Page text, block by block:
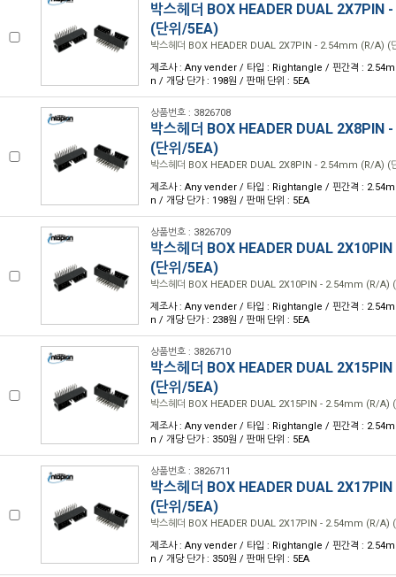
박스헤더 BOX HEADER DUAL 2X7PIN
(단위/5EA)
박스헤더 BOX HEADER DUAL 2X7PIN - 2.54mm (R/A) (
제조사 : Any vender / 타입 : Rightangle / 핀간격 :
n / 개당 단가 : 198원 / 판매 단위 : 5EA
상품번호 : 3826708
박스헤더 BOX HEADER DUAL 2X8PIN
(단위/5EA)
박스헤더 BOX HEADER DUAL 2X8PIN - 2.54mm (R/A) (
제조사 : Any vender / 타입 : Rightangle / 핀간격 :
n / 개당 단가 : 198원 / 판매 단위 : 5EA
상품번호 : 3826709
박스헤더 BOX HEADER DUAL
(단위/5EA)
박스헤더 BOX HEADER DUAL 2X10PIN - 2.54mm (R/A)
제조사 : Any vender / 타입 : Rightangle / 핀간격 :
n / 개당 단가 : 238원 / 판매 단위 : 5EA
상품번호 : 3826710
박스헤더 BOX HEADER DUAL
(단위/5EA)
박스헤더 BOX HEADER DUAL 2X15PIN - 2.54mm (R/A)
제조사 : Any vender / 타입 : Rightangle / 핀간격 :
n / 개당 단가 : 350원 / 판매 단위 : 5EA
상품번호 : 3826711
박스헤더 BOX HEADER DUAL
(단위/5EA)
박스헤더 BOX HEADER DUAL 2X17PIN - 2.54mm (R/A)
제조사 : Any vender / 타입 : Rightangle / 핀간격 :
n / 개당 단가 : 350원 / 판매 단위 : 5EA